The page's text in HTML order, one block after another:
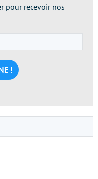
pour recevoir nos